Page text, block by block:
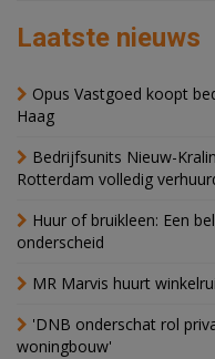
Laatste nieuws
Opus Vastgoed koopt
Haag
Bedrijfsunits Nieuw-
Rotterdam volledig
Huur of bruikleen: Een
onderscheid
MR Marvis huurt
'DNB onderschat rol
woningbouw'